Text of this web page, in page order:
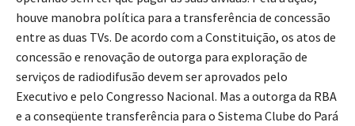
houve manobra política para a transferência de concessão
entre as duas TVs. De acordo com a Constituição, os atos de
concessão e renovação de outorga para exploração de
serviços de radiodifusão devem ser aprovados pelo
Executivo e pelo Congresso Nacional. Mas a outorga da RBA
e a conseqüente transferência para o Sistema Clube do Pará